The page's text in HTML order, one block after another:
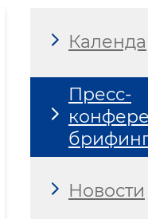
Пресс-
Новости